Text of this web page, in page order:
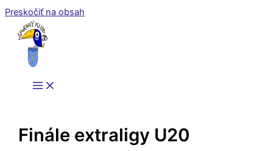
Preskočiť na obsah
Finále extraligy U20